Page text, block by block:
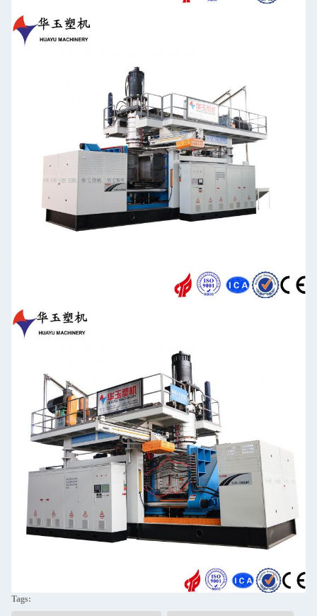
Tags: